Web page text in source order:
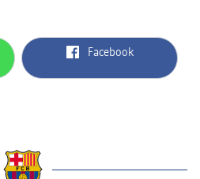
label.aria.facebook
Facebook